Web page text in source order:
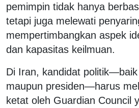
pemimpin tidak hanya
tetapi juga melewati
mempertimbangkan aspek
dan kapasitas keilmuan.
Di Iran, kandidat
maupun presiden—harus
ketat oleh Guardian Council